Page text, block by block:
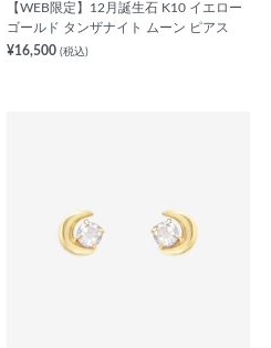
【WEB限定】12月誕生石 K10 イエロー
ゴールド タンザナイト ムーン ピアス
¥16,500 (税込)